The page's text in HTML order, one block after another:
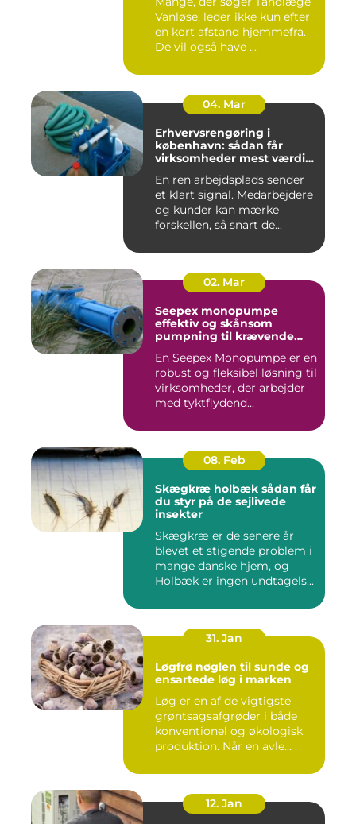
Vanløse, leder ikke kun efter
en kort afstand hjemmefra.
De vil også have ...
04. Mar
Erhvervsrengøring i
københavn: sådan får
virksomheder mest værdi
En ren arbejdsplads sender
et klart signal. Medarbejdere
og kunder kan mærke
forskellen, så snart de...
02. Mar
Seepex monopumpe
effektiv og skånsom
pumpning til krævende
En Seepex Monopumpe er en
robust og fleksibel løsning til
virksomheder, der arbejder
med tyktflydend...
08. Feb
Skægkræ holbæk sådan får
du styr på de sejlivede
insekter
Skægkræ er de senere år
blevet et stigende problem i
mange danske hjem, og
Holbæk er ingen undtagels...
31. Jan
Løgfrø nøglen til sunde og
ensartede løg i marken
Løg er en af de vigtigste
grøntsagsafgrøder i både
konventionel og økologisk
produktion. Når en avle...
12. Jan